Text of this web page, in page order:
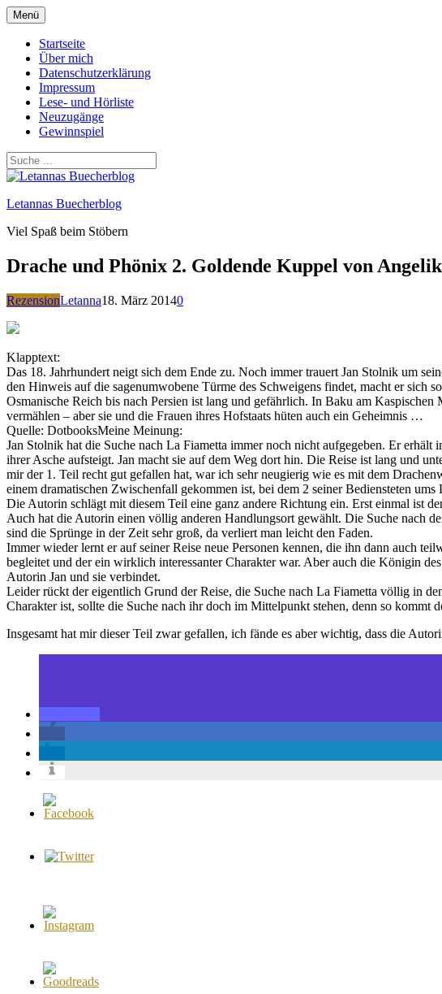
Zum
Inhalt
springen
Menü
Startseite
Über mich
Datenschutzerklärung
Impressum
Lese- und Hörliste
Neuzugänge
Gewinnspiel
Letannas Buecherblog
Viel Spaß beim Stöbern
Drache und Phönix 2. Goldende Kuppel von
RezensionLetanna18. März 20140
Klapptext:
Das 18. Jahrhundert neigt sich dem Ende zu. Noch immer trauert Jan Stolnik um
den Hinweis auf die sagenumwobene Türme des Schweigens findet, macht er sich
Osmanische Reich bis nach Persien ist lang und gefährlich. In Baku am
vermählen – aber sie und die Frauen ihres Hofstaats hüten auch ein Geheimnis …
Quelle: DotbooksMeine Meinung:
Jan Stolnik hat die Suche nach La Fiametta immer noch nicht aufgegeben. Er
ihrer Asche aufsteigt. Jan macht sie auf dem Weg dort hin. Die Reise ist lang und
mir der 1. Teil recht gut gefallen hat, war ich sehr neugierig wie es mit dem
einem dramatischen Zwischenfall gekommen ist, bei dem 2 seiner Bediensteten
Die Autorin schlägt mit diesem Teil eine ganz andere Richtung ein. Erst einmal ist
Auch hat die Autorin einen völlig anderen Handlungsort gewählt. Die Suche nach
sind die Sprünge in der Zeit sehr groß, da verliert man leicht den Faden.
Immer wieder lernt er auf seiner Reise neue Personen kennen, die ihn dann auch
begleitet und der ein wirklich interessanter Charakter war. Aber auch die Königin
Autorin Jan und sie verbindet.
Leider rückt der eigentlich Grund der Reise, die Suche nach La Fiametta völlig in
Charakter ist, sollte die Suche nach ihr doch im Mittelpunkt stehen, denn so kommt
Insgesamt hat mir dieser Teil zwar gefallen, ich fände es aber wichtig, dass die